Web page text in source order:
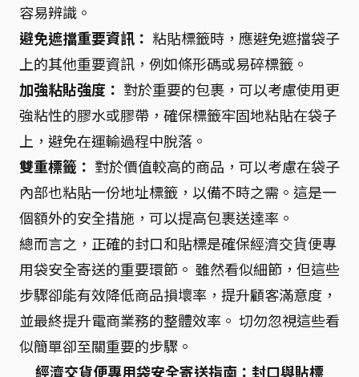
容易辨識。
避免遮擋重要資訊： 粘貼標籤時，應避免遮擋袋子
上的其他重要資訊，例如條形碼或易碎標籤。
加強粘貼強度： 對於重要的包裹，可以考慮使用更
強粘性的膠水或膠帶，確保標籤牢固地粘貼在袋子
上，避免在運輸過程中脫落。
雙重標籤： 對於價值較高的商品，可以考慮在袋子
內部也粘貼一份地址標籤，以備不時之需。這是一
個額外的安全措施，可以提高包裹送達率。
總而言之，正確的封口和貼標是確保經濟交貨便專
用袋安全寄送的重要環節。 雖然看似細節，但這些
步驟卻能有效降低商品損壞率，提升顧客滿意度，
並最終提升電商業務的整體效率。 切勿忽視這些看
似簡單卻至關重要的步驟。
經濟交貨便專用袋安全寄送指南：封口與貼標